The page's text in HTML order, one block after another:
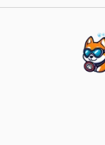
わ